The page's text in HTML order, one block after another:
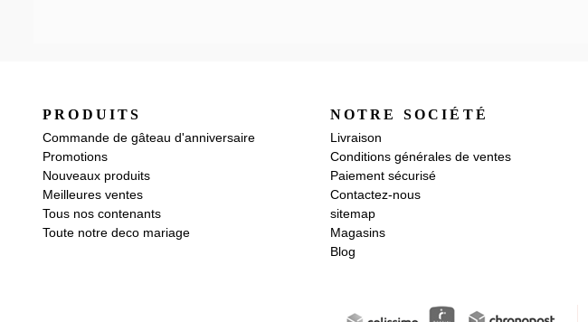
PRODUITS
Commande de gâteau d'anniversaire
Promotions
Nouveaux produits
Meilleures ventes
Tous nos contenants
Toute notre deco mariage
NOTRE SOCIÉTÉ
Livraison
Conditions générales de ventes
Paiement sécurisé
Contactez-nous
sitemap
Magasins
Blog